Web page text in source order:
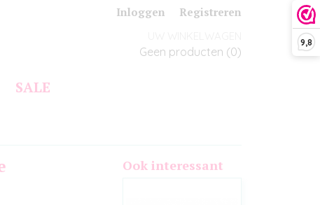
9,8
Inloggen Registreren
Geen producten (0)
SALE
Ook interessant